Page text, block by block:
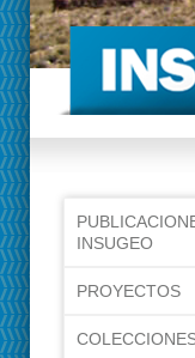
INSUGEO
PROYECTOS